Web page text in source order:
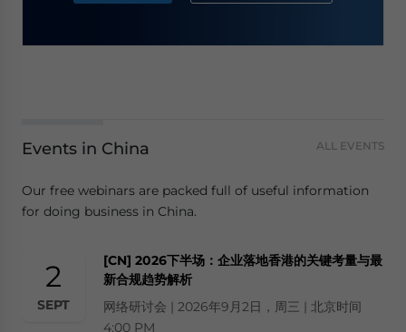
Events in China ALL EVENTS
Our free webinars are packed full of useful information
for doing business in China.
2
SEPT
[CN] 2026下半场：企业落地香港的关键考量与最
新合规趋势解析
网络研讨会 | 2026年9月2日，周三 | 北京时间
4:00 PM